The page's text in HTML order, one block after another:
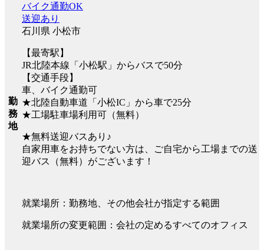
勤
務
地
バイク通勤OK
送迎あり
石川県 小松市
【最寄駅】
JR北陸本線「小松駅」からバスで50分
【交通手段】
車、バイク通勤可
★北陸自動車道「小松IC」から車で25分
★工場駐車場利用可（無料）
★無料送迎バスあり♪
自家用車をお持ちでない方は、ご自宅から工場までの送
迎バス（無料）がございます！
就業場所：勤務地、その他会社が指定する範囲
就業場所の変更範囲：会社の定めるすべてのオフィス